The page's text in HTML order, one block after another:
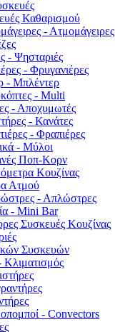
Καθαρισμού
- Ατμομάγειρες
- Ψησταριές
- Φρυγανιέρες
- Μπλέντερ
- Multi
- Αποχυμωτές
- Κανάτες
- Φραπιέρες
- Μύλοι
Ποπ-Κορν
Κουζίνας
Ατμού
- Απλώστρες
- Mini Bar
Συσκευές Κουζίνας
Συσκευών
- Convectors